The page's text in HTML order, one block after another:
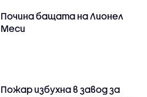
Почина бащата на Лионел
Меси
Пожар избухна в завод за